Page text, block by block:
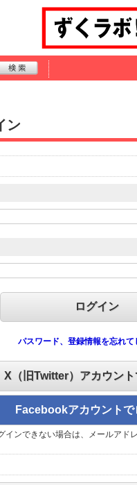
ン
パスワード、登録情報を忘れて
X（旧Twitter）アカウン
Facebookアカウントで
ンできない場合は、メールアド